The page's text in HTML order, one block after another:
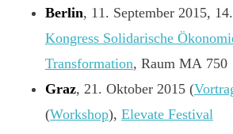
Berlin, 11. September 2015,
Kongress Solidarische
Transformation, Raum MA 750
Graz, 21. Oktober 2015 (
(Workshop), Elevate Festival